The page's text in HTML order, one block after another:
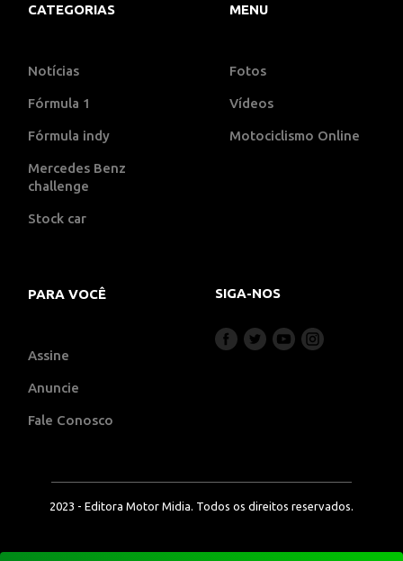
CATEGORIAS
Notícias
Fórmula 1
Fórmula indy
Mercedes Benz
challenge
Stock car
MENU
Fotos
Vídeos
Motociclismo Online
PARA VOCÊ
Assine
Anuncie
Fale Conosco
SIGA-NOS
2023 - Editora Motor Midia. Todos os direitos reservados.